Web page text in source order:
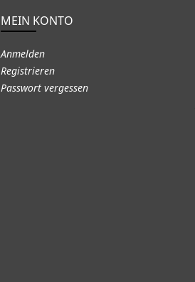
MEIN KONTO
Anmelden
Registrieren
Passwort vergessen